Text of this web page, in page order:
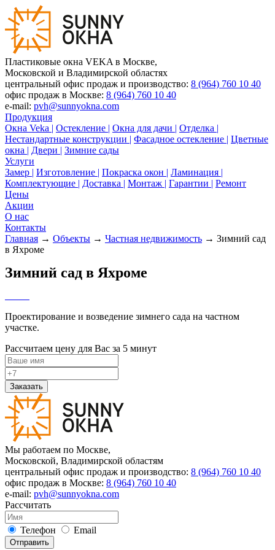
Пластиковые окна VEKA в Москве,
Московской и Владимирской областях
центральный офис продаж и производство: 8 (964) 760 10 40
офис продаж в Москве: 8 (964) 760 10 40
e-mail: pvh@sunnyokna.com
Продукция
Окна Veka | Остекление | Окна для дачи | Отделка |
Нестандартные конструкции | Фасадное остекление | Цветные
окна | Двери | Зимние сады
Услуги
Замер | Изготовление | Покраска окон | Ламинация |
Комплектующие | Доставка | Монтаж | Гарантии | Ремонт
Цены
Акции
О нас
Контакты
Главная → Объекты → Частная недвижимость → Зимний сад
в Яхроме
Зимний сад в Яхроме
Проектирование и возведение зимнего сада на частном
участке.
Рассчитаем цену для Вас за 5 минут
Заказать
Мы работаем по Москве,
Московской, Владимирской областям
центральный офис продаж и производство: 8 (964) 760 10 40
офис продаж в Москве: 8 (964) 760 10 40
e-mail: pvh@sunnyokna.com
Рассчитать
Телефон Email
Отправить